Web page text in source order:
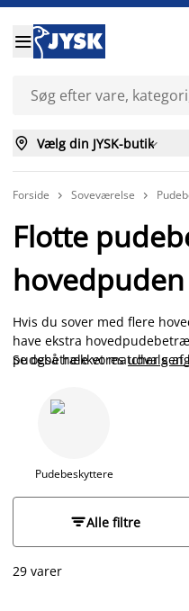

 Vælg din JYSK-butik
Forside  Soveværelse 
Flotte
hovedpuden
Hvis du sover med flere
have ekstra
pudebetrækket matcher
soveværelse op med nogle
eller et pudebetræk med
størrelse, der følger med
hovedpudebetræk fås både
Se også hele voresudvalg af
Pudebeskyttere
Alle filtre
29 varer